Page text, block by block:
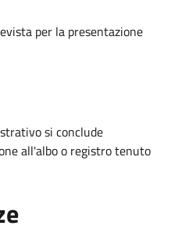
per la presentazione
si conclude
all'albo o registro tenuto